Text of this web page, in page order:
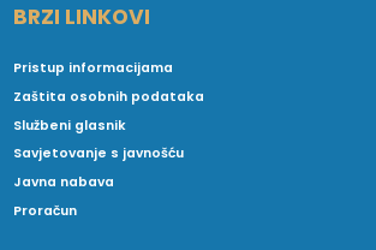
BRZI LINKOVI
Pristup informacijama
Zaštita osobnih podataka
Službeni glasnik
Savjetovanje s javnošću
Javna nabava
Proračun